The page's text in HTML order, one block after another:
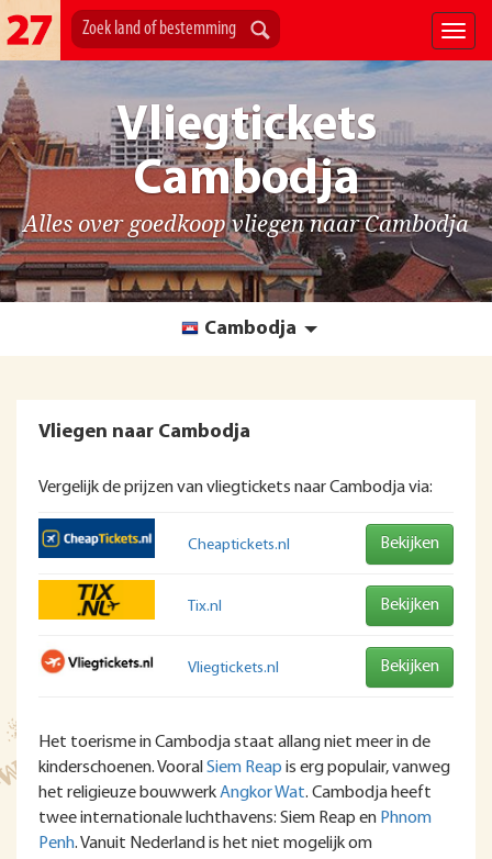
Vliegtickets
Cambodja
Alles over goedkoop vliegen naar Cambodja
Cambodja
Vliegen naar Cambodja
Vergelijk de prijzen van vliegtickets naar Cambodja via:
Cheaptickets.nl Bekijken
Tix.nl Bekijken
Vliegtickets.nl Bekijken
Het toerisme in Cambodja staat allang niet meer in de
kinderschoenen. Vooral Siem Reap is erg populair, vanweg
het religieuze bouwwerkAngkor Wat. Cambodja heeft
twee internationale luchthavens: Siem Reap en Phnom
Penh. Vanuit Nederland is het niet mogelijk om